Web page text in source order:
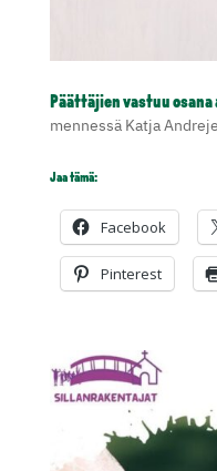
Päättäjien vastuu
mennessä Katja
Jaa tämä:
Facebook
Pinterest